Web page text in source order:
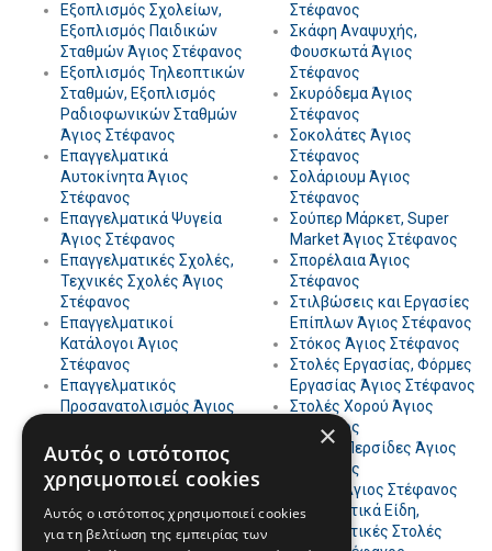
Εξοπλισμός Σχολείων,
Εξοπλισμός Παιδικών
Σταθμών Άγιος Στέφανος
Εξοπλισμός Τηλεοπτικών
Σταθμών, Εξοπλισμός
Ραδιοφωνικών Σταθμών
Άγιος Στέφανος
Επαγγελματικά
Αυτοκίνητα Άγιος
Στέφανος
Επαγγελματικά Ψυγεία
Άγιος Στέφανος
Επαγγελματικές Σχολές,
Τεχνικές Σχολές Άγιος
Στέφανος
Επαγγελματικοί
Κατάλογοι Άγιος
Στέφανος
Επαγγελματικός
Προσανατολισμός Άγιος
Επεξεργασία Γυαλιού
Άγιος Στέφανος
Επεξεργασία Φελλού
Άγιος Στέφανος
Επεξεργασία Χαρτιού
Στέφανος
Σκάφη Αναψυχής,
Φουσκωτά Άγιος
Στέφανος
Σκυρόδεμα Άγιος
Στέφανος
Σοκολάτες Άγιος
Στέφανος
Σολάριουμ Άγιος
Στέφανος
Σούπερ Μάρκετ, Super
Market Άγιος Στέφανος
Σπορέλαια Άγιος
Στέφανος
Στιλβώσεις και Εργασίες
Επίπλων Άγιος Στέφανος
Στόκος Άγιος Στέφανος
Στολές Εργασίας, Φόρμες
Εργασίας Άγιος Στέφανος
Στολές Χορού Άγιος
Στέφανος
Στόρια, Περσίδες Άγιος
Στέφανος
Στουπί Άγιος Στέφανος
Στρατιωτικά Είδη,
Στρατιωτικές Στολές
×
Αυτός ο ιστότοπος
χρησιμοποιεί cookies
Αυτός ο ιστότοπος χρησιμοποιεί cookies
για τη βελτίωση της εμπειρίας των